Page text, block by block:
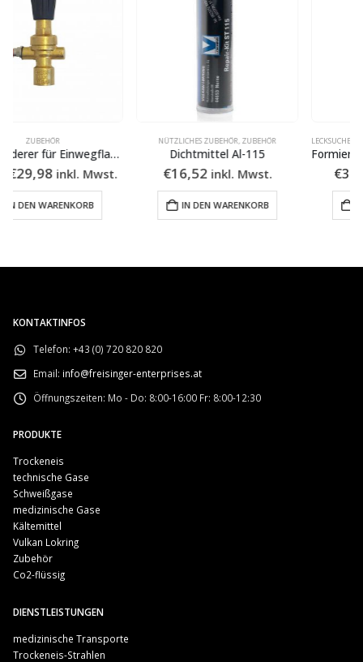
NÜTZLICHES ZUBEHÖR
Dichtmittel Al-115
€16,52 inkl. Mwst.
IN DEN WARENKORB
LECKSUCHE,LOKRING WERKZEUG & ZUBEHÖR ,
Formiergas-Druckminderer 50 Bar
€314,71 inkl. Mwst.
IN DEN WARENKORB
KONTAKTINFOS
Telefon: +43 (0) 720 820 820
Email: info@freisinger-enterprises.at
Öffnungszeiten: Mo - Do: 8:00-16:00 Fr: 8:00-12:30
PRODUKTE
Trockeneis
technische Gase
Schweißgase
medizinische Gase
Kältemittel
Vulkan Lokring
Zubehör
Co2-flüssig
DIENSTLEISTUNGEN
medizinische Transporte
Trockeneis-Strahlen